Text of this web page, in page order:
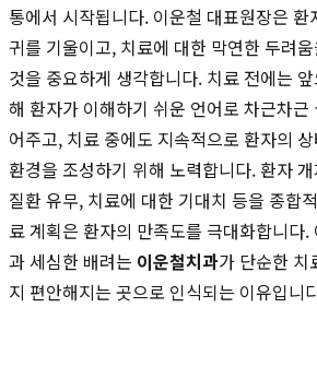
통에서 시작됩니다. 이운철 대표원장은
귀를 기울이고, 치료에 대한 막연한 두려
것을 중요하게 생각합니다. 치료 전에는
해 환자가 이해하기 쉬운 언어로 차근차근
어주고, 치료 중에도 지속적으로 환자의
환경을 조성하기 위해 노력합니다. 환자
질환 유무, 치료에 대한 기대치 등을 종합
료 계획은 환자의 만족도를 극대화합니다.
과 세심한 배려는 이운철치과가 단순한 치
지 편안해지는 곳으로 인식되는 이유입니